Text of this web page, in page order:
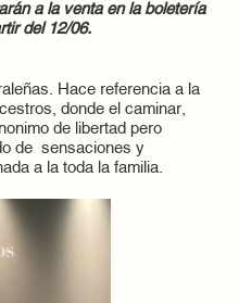
a la venta en la boletería
del 12/06.
Hace referencia a la
donde el caminar,
de libertad pero
de sensaciones y
a la toda la familia.